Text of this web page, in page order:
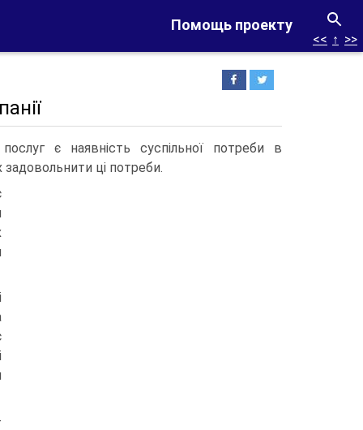
Помощь проекту
<< ↑ >>
є наявність суспільної потреби в
задовольнити ці потреби.